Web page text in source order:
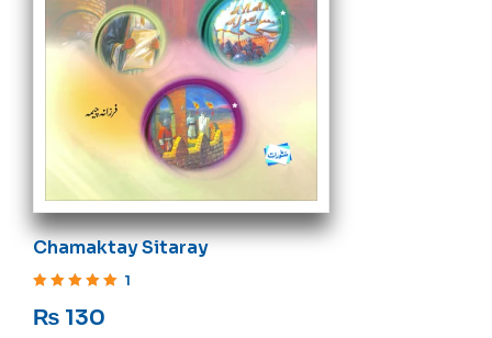
Chamaktay Sitaray
1
₨ 130